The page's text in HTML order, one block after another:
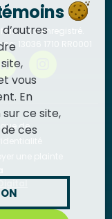
enregistré.
13036 1710 RR0001
de
vous
En
ce site,
ces